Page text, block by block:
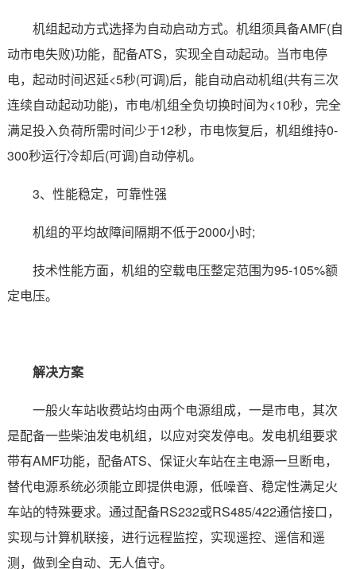
机组起动方式选择为自动启动方式。机组须具备AMF(自
动市电失败)功能，配备ATS，实现全自动起动。当市电停
电，起动时间迟延<5秒(可调)后，能自动启动机组(共有三次
连续自动起动功能)，市电/机组全负切换时间为<10秒，完全
满足投入负荷所需时间少于12秒，市电恢复后，机组维持0-
300秒运行冷却后(可调)自动停机。
3、性能稳定，可靠性强
机组的平均故障间隔期不低于2000小时;
技术性能方面，机组的空载电压整定范围为95-105%额
定电压。
解决方案
一般火车站收费站均由两个电源组成，一是市电，其次
是配备一些柴油发电机组，以应对突发停电。发电机组要求
带有AMF功能，配备ATS、保证火车站在主电源一旦断电，
替代电源系统必须能立即提供电源，低噪音、稳定性满足火
车站的特殊要求。通过配备RS232或RS485/422通信接口，
实现与计算机联接，进行远程监控，实现遥控、遥信和遥
测，做到全自动、无人值守。